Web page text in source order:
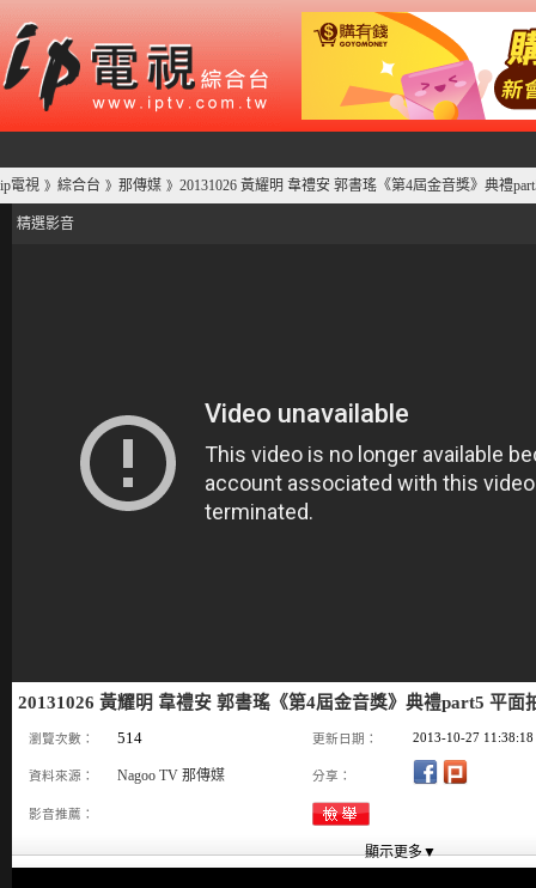
ip電視 》 綜合台 》 那傳媒 》 20131026 黃耀明 韋禮安 郭書瑤《第4屆金音獎》典禮
精選影音
20131026 黃耀明 韋禮安 郭書瑤《第4屆金音獎》典禮part5 平面
瀏覽次數： 514 更新日期： 2013-10-27 11:38:18
資料來源： Nagoo TV 那傳媒 分享：
影音推薦：